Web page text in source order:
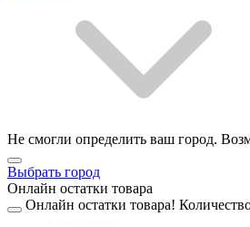
Не смогли определить ваш город.
Выбрать город
Онлайн остатки товара
Онлайн остатки товара!